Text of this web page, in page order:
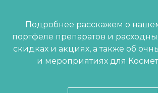
Подробнее расскажем о
портфеле препаратов и
скидках и акциях, а также об
и мероприятиях для